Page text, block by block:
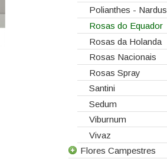
Polianthes - Nardus
Rosas do Equador
Rosas da Holanda
Rosas Nacionais
Rosas Spray
Santini
Sedum
Viburnum
Vivaz
Flores Campestres